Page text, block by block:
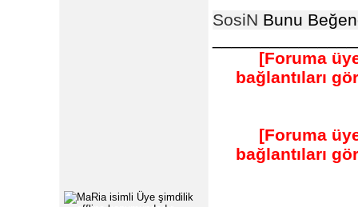
SosiN Bunu
[Foruma
bağlantıları
[Foruma
bağlantıları